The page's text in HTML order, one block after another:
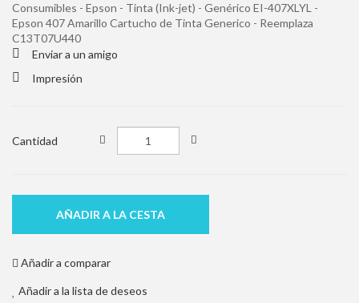
Consumibles - Epson - Tinta (Ink-jet) - Genérico EI-407XLYL -
Epson 407 Amarillo Cartucho de Tinta Generico - Reemplaza
C13T07U440
Enviar a un amigo
Impresión
Cantidad
AÑADIR A LA CESTA
Añadir a comparar
Añadir a la lista de deseos